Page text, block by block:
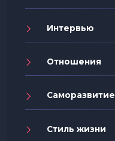
Интервью
Отношения
Саморазвитие
Стиль жизни